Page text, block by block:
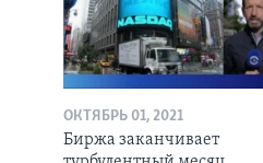
ОКТЯБРЬ 01, 2021
Биржа заканчивает